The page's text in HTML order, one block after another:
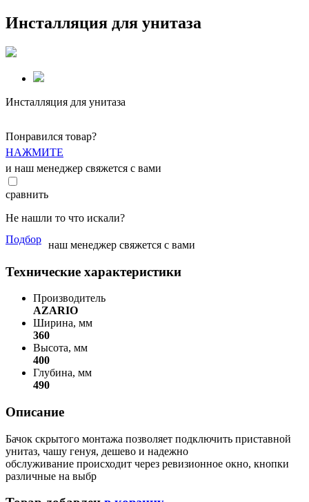
Инсталляция для унитаза
Инсталляция для унитаза
Понравился товар?
НАЖМИТЕ
и наш менеджер свяжется с вами
сравнить
Не нашли то что искали?
Подбор наш менеджер свяжется с вами
Технические характеристики
Производитель
AZARIO
Ширина, мм
360
Высота, мм
400
Глубина, мм
490
Описание
Бачок скрытого монтажа позволяет подключить приставной
унитаз, чашу генуя, дешево и надежно
обслуживание происходит через ревизионное окно, кнопки
различные на выбр